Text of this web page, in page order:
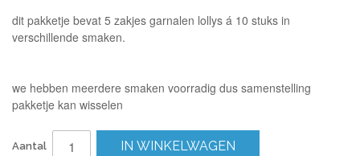
dit pakketje bevat 5 zakjes garnalen lollys á 10 stuks in
verschillende smaken.
we hebben meerdere smaken voorradig dus samenstelling
pakketje kan wisselen
Aantal IN WINKELWAGEN